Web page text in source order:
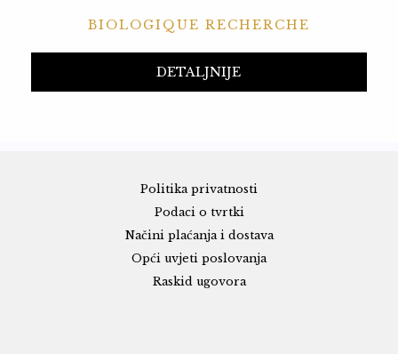
BIOLOGIQUE RECHERCHE
DETALJNIJE
Politika privatnosti
Podaci o tvrtki
Načini plaćanja i dostava
Opći uvjeti poslovanja
Raskid ugovora